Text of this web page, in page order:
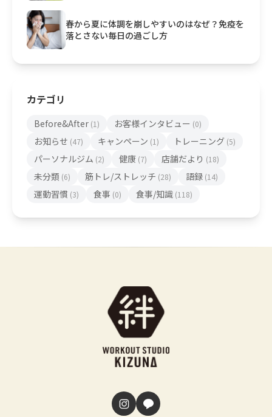
春から夏に体調を崩しやすいのはなぜ？免疫を
落とさない毎日の過ごし方
カテゴリ
Before&After (1) お客様インタビュー (0)
お知らせ (47) キャンペーン (1) トレーニング (5)
パーソナルジム (2) 健康 (7) 店舗だより (18)
未分類 (6) 筋トレ/ストレッチ (28) 語録 (14)
運動習慣 (3) 食事 (0) 食事/知識 (118)